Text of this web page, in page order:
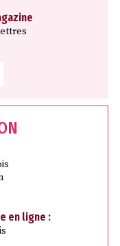
en ligne :